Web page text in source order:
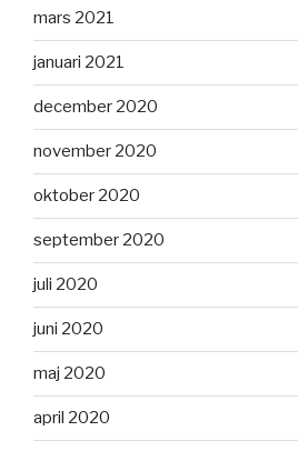
mars 2021
januari 2021
december 2020
november 2020
oktober 2020
september 2020
juli 2020
juni 2020
maj 2020
april 2020